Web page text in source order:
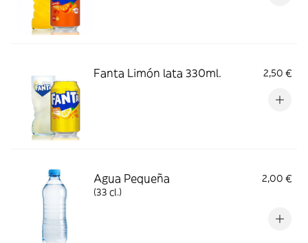
Fanta Limón lata 330ml. 2,50 €
Agua Pequeña
2,00 €
(33 cl.)